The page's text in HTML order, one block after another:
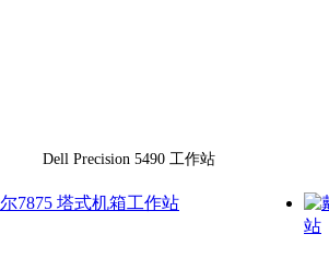
Dell Precision 5490 工作站